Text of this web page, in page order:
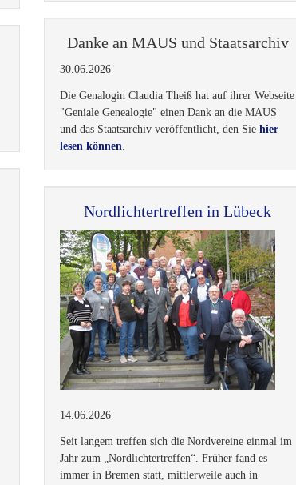
Danke an MAUS und Staatsarchiv
30.06.2026
Die Genalogin Claudia Theiß hat auf ihrer Webseite
"Geniale Genealogie" einen Dank an die MAUS
und das Staatsarchiv veröffentlicht, den Sie hier
lesen können.
Nordlichtertreffen in Lübeck
14.06.2026
Seit langem treffen sich die Nordvereine einmal im
Jahr zum „Nordlichtertreffen“. Früher fand es
immer in Bremen statt, mittlerweile auch in